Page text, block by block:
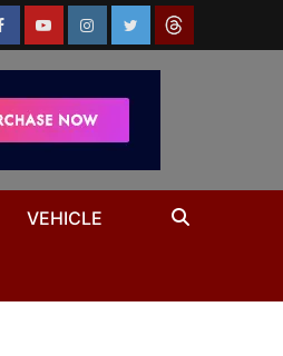
VEHICLE